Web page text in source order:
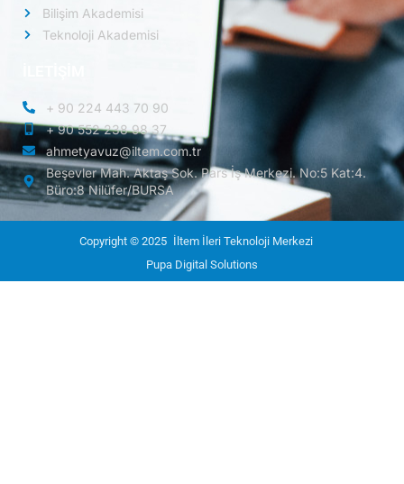
Bilişim Akademisi
Teknoloji Akademisi
+ 90 224 443 70 90
+ 90 552 238 98 37
ahmetyavuz@iltem.com.tr
Beşevler Mah. Aktaş Sok. Pars İş Merkezi. No:5 Kat:4.
Büro:8 Nilüfer/BURSA
Copyright © 2025 İltem İleri Teknoloji Merkezi
Pupa Digital Solutions